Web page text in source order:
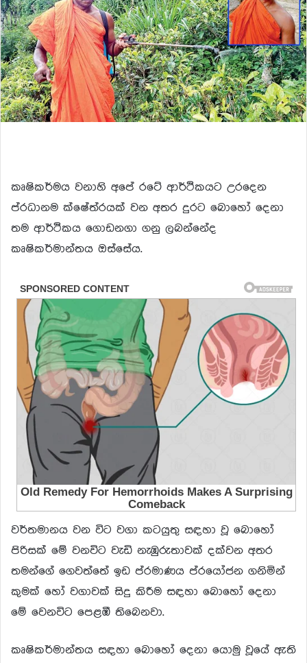
කෘෂිකර්මය වනාහි අපේ රටේ ආර්ථිකයට උරදෙන
ප්රධානම ක්ෂේත්රයක් වන අතර දුරට බොහෝ දෙනා
තම ආර්ථිකය ගොඩනගා ගනු ලබන්නේද
කෘෂිකර්මාන්තය ඔස්සේය.
වර්තමානය වන විට වගා කටයුතු සඳහා වූ බොහෝ
පිරිසක් මේ වනවිට වැඩි නැඹුරුතාවක් දක්වන අතර
තමන්ගේ ගෙවත්තේ ඉඩ ප්රමාණය ප්රයෝජන ගනිමින්
කුමක් හෝ වගාවක් සිදු කිරීම සඳහා බොහෝ දෙනා
මේ වෙනවිට පෙළඹී තිබෙනවා.
කෘෂිකර්මාන්තය සඳහා බොහෝ දෙනා යොමු වූයේ ඇති